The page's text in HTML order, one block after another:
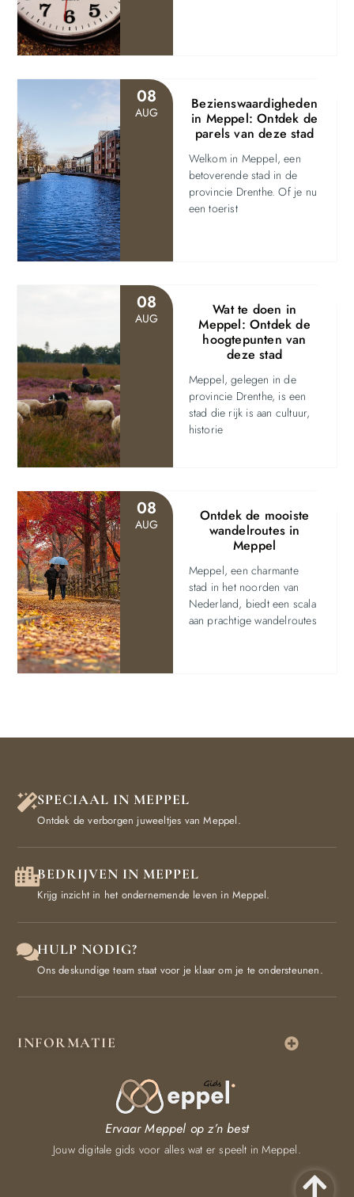
08
AUG
Bezienswaardigheden
in Meppel: Ontdek de
parels van deze stad
Welkom in Meppel, een
betoverende stad in de
provincie Drenthe. Of je nu
een toerist
08
AUG
Wat te doen in
Meppel: Ontdek de
hoogtepunten van
deze stad
Meppel, gelegen in de
provincie Drenthe, is een
stad die rijk is aan cultuur,
historie
08
AUG
Ontdek de mooiste
wandelroutes in
Meppel
Meppel, een charmante
stad in het noorden van
Nederland, biedt een scala
aan prachtige wandelroutes
SPECIAAL IN MEPPEL
Ontdek de verborgen juweeltjes van Meppel.
BEDRIJVEN IN MEPPEL
Krijg inzicht in het ondernemende leven in Meppel.
HULP NODIG?
Ons deskundige team staat voor je klaar om je te ondersteunen.
INFORMATIE
Ervaar Meppel op z’n best
Jouw digitale gids voor alles wat er speelt in Meppel.